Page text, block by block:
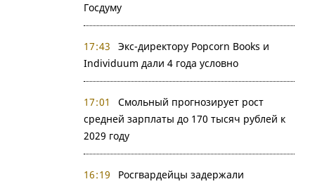
Госдуму
17:43
Экс-директору Popcorn Books и
Individuum дали 4 года условно
17:01
Смольный прогнозирует рост
средней зарплаты до 170 тысяч рублей к
2029 году
16:19
Росгвардейцы задержали